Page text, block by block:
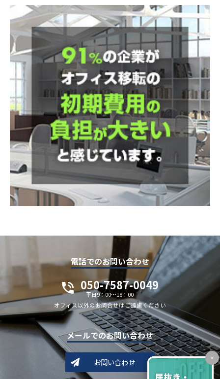
×
電話でのお問い合わせ
050-7587-0049
平日9：00～18：00
オフィス以外のお問合せはご遠慮ください
メールでのお問い合わせ
お問い合わせ